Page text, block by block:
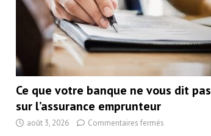
Ce que votre banque ne vous dit pas
sur l’assurance emprunteur
août 3, 2026 Commentaires fermés